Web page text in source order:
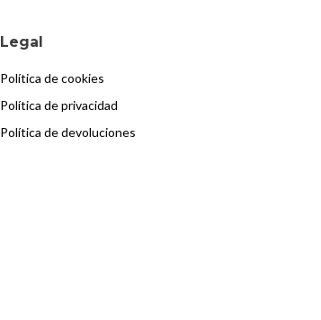
Legal
Política de cookies
Política de privacidad
Política de devoluciones